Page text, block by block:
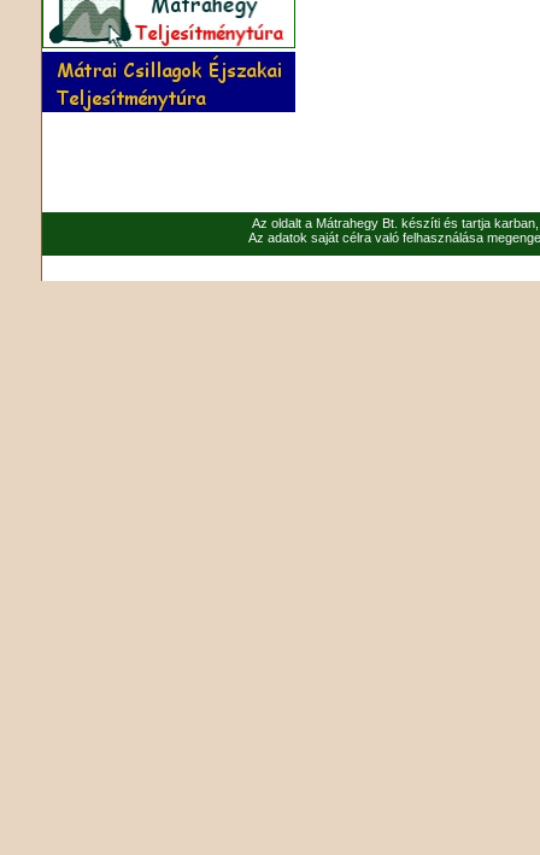
Az oldalt a Mátrahegy Bt. készíti és tartja
Az adatok saját célra való felhasználása